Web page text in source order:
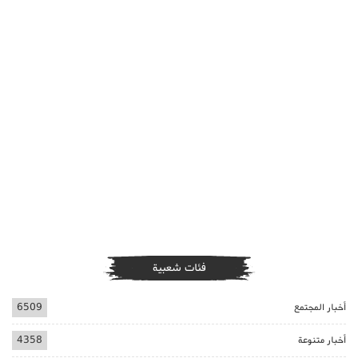
فئات شعبية
أخبار المجتمع 6509
أخبار متنوعة 4358